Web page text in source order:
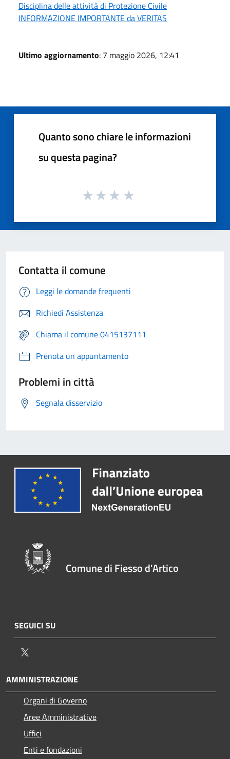
Disciplina delle attività di Protezione Civile
INFORMAZIONE IMPORTANTE da VERITAS
Ultimo aggiornamento: 7 maggio 2026, 12:41
Quanto sono chiare le informazioni
su questa pagina?
Contatta il comune
Leggi le domande frequenti
Richiedi Assistenza
Chiama il comune 0415137111
Prenota un appuntamento
Problemi in città
Segnala disservizio
Comune di Fiesso d'Artico
SEGUICI SU
AMMINISTRAZIONE
Organi di Governo
Aree Amministrative
Uffici
Enti e fondazioni